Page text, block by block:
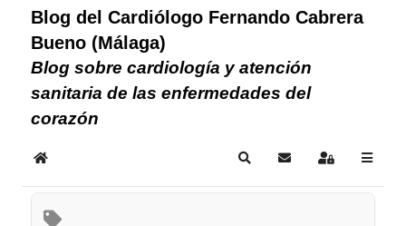
Blog del Cardiólogo Fernando Cabrera
Bueno (Málaga)
Blog sobre cardiología y atención
sanitaria de las enfermedades del
corazón
Home SearchSubscribe to blog
Sign In